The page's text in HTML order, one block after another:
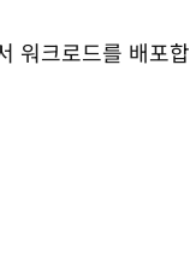
워크로드를 배포합